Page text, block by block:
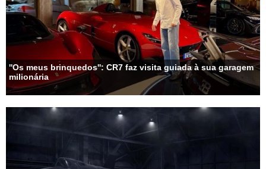
''Os meus brinquedos'': CR7 faz visita guiada à sua garagem
milionária